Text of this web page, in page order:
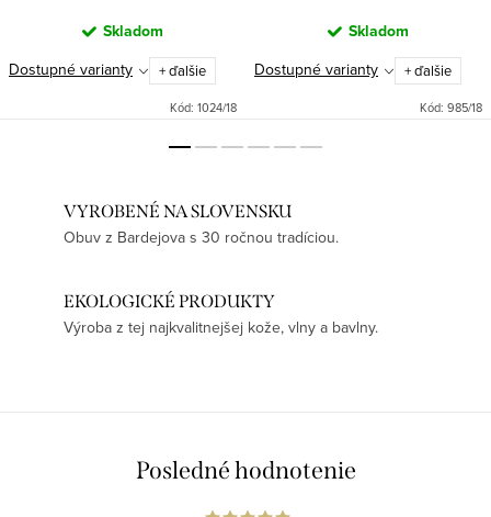
Skladom
Dostupné varianty
+ ďalšie
Kód: 1024/18
Skladom
Dostupné varianty
+ ďalšie
Kód: 985/18
VYROBENÉ NA SLOVENSKU
Obuv z Bardejova s 30 ročnou tradíciou.
EKOLOGICKÉ PRODUKTY
Výroba z tej najkvalitnejšej kože, vlny a bavlny.
Posledné hodnotenie